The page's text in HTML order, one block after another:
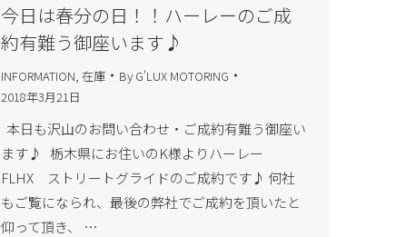
今日は春分の日！！ハーレーのご成
約有難う御座います♪
INFORMATION 在庫 By G'LUX MOTORING
2018年3月21日
本日も沢山のお問い合わせ・ご成約有難う御座い
ます♪ 栃木県にお住いのK様よりハーレー
FLHX ストリートグライドのご成約です♪ 何社
もご覧になられ、最後の弊社でご成約を頂いたと
仰って頂き、 …